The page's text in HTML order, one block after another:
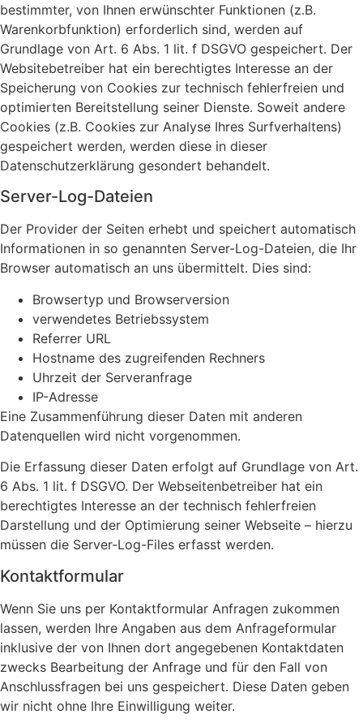
bestimmter, von Ihnen erwünschter Funktionen (z.B.
Warenkorbfunktion) erforderlich sind, werden auf
Grundlage von Art. 6 Abs. 1 lit. f DSGVO gespeichert. Der
Websitebetreiber hat ein berechtigtes Interesse an der
Speicherung von Cookies zur technisch fehlerfreien und
optimierten Bereitstellung seiner Dienste. Soweit andere
Cookies (z.B. Cookies zur Analyse Ihres Surfverhaltens)
gespeichert werden, werden diese in dieser
Datenschutzerklärung gesondert behandelt.
Server-Log-Dateien
Der Provider der Seiten erhebt und speichert automatisch
Informationen in so genannten Server-Log-Dateien, die Ihr
Browser automatisch an uns übermittelt. Dies sind:
Browsertyp und Browserversion
verwendetes Betriebssystem
Referrer URL
Hostname des zugreifenden Rechners
Uhrzeit der Serveranfrage
IP-Adresse
Eine Zusammenführung dieser Daten mit anderen
Datenquellen wird nicht vorgenommen.
Die Erfassung dieser Daten erfolgt auf Grundlage von Art.
6 Abs. 1 lit. f DSGVO. Der Webseitenbetreiber hat ein
berechtigtes Interesse an der technisch fehlerfreien
Darstellung und der Optimierung seiner Webseite – hierzu
müssen die Server-Log-Files erfasst werden.
Kontaktformular
Wenn Sie uns per Kontaktformular Anfragen zukommen
lassen, werden Ihre Angaben aus dem Anfrageformular
inklusive der von Ihnen dort angegebenen Kontaktdaten
zwecks Bearbeitung der Anfrage und für den Fall von
Anschlussfragen bei uns gespeichert. Diese Daten geben
wir nicht ohne Ihre Einwilligung weiter.